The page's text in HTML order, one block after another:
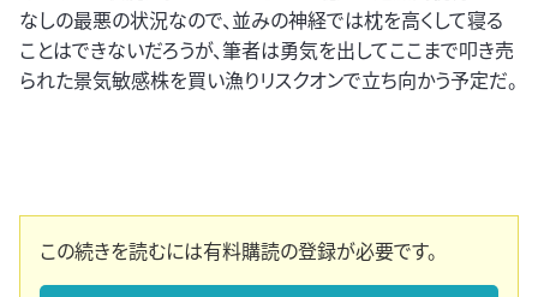
なしの最悪の状況なので、並みの神経では枕を高くして寝る
ことはできないだろうが、筆者は勇気を出してここまで叩き売
られた景気敏感株を買い漁りリスクオンで立ち向かう予定だ。
この続きを読むには有料購読の登録が必要です。